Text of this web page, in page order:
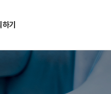
기
하기